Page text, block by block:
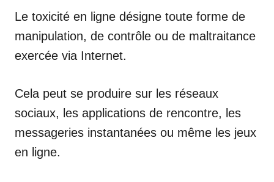
Le toxicité en ligne désigne toute forme de
manipulation, de contrôle ou de maltraitance
exercée via Internet.
Cela peut se produire sur les réseaux
sociaux, les applications de rencontre, les
messageries instantanées ou même les jeux
en ligne.